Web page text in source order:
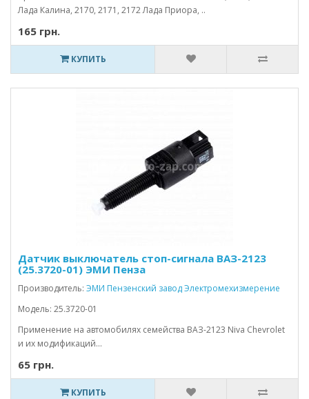
Лада Калина, 2170, 2171, 2172 Лада Приора, ..
165 грн.
КУПИТЬ
Датчик выключатель стоп-сигнала ВАЗ-2123
(25.3720-01) ЭМИ Пенза
Производитель: ЭМИ Пензенский завод Электромехизмерение
Модель: 25.3720-01
Применение на автомобилях семейства ВАЗ-2123 Niva Chevrolet
и их модификаций...
65 грн.
КУПИТЬ